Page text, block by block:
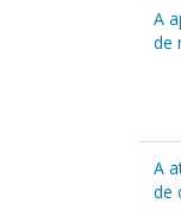
A
de
A
de